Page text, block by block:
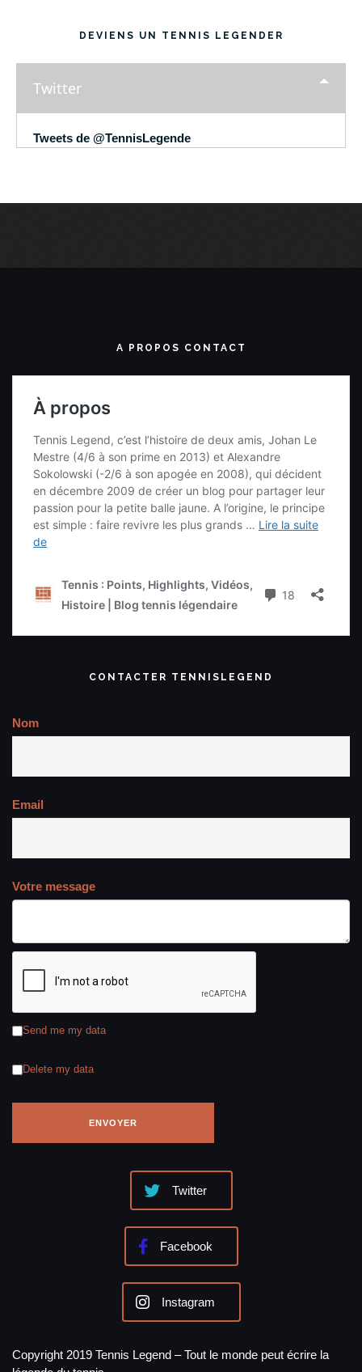
DEVIENS UN TENNIS LEGENDER
Twitter
Tweets de @TennisLegende
A PROPOS CONTACT
CONTACTER TENNISLEGEND
Nom
Email
Votre message
Send me my data
Delete my data
Twitter
Facebook
Instagram
Copyright 2019 Tennis Legend – Tout le monde peut écrire la